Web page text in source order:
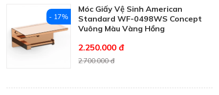
Móc Giấy Vệ Sinh American
Standard WF-0498WS Concept
Vuông Màu Vàng Hồng
2.250.000 đ
2.700.000 đ
- 17%